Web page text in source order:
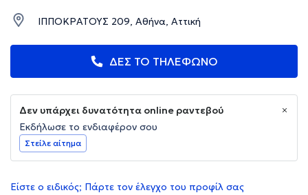
ΙΠΠΟΚΡΑΤΟΥΣ 209, Αθήνα, Αττική
ΔΕΣ ΤΟ ΤΗΛΕΦΩΝΟ
Δεν υπάρχει δυνατότητα online ραντεβού
Εκδήλωσε το ενδιαφέρον σου
Στείλε αίτημα
Είστε ο ειδικός; Πάρτε τον έλεγχο του προφίλ σας